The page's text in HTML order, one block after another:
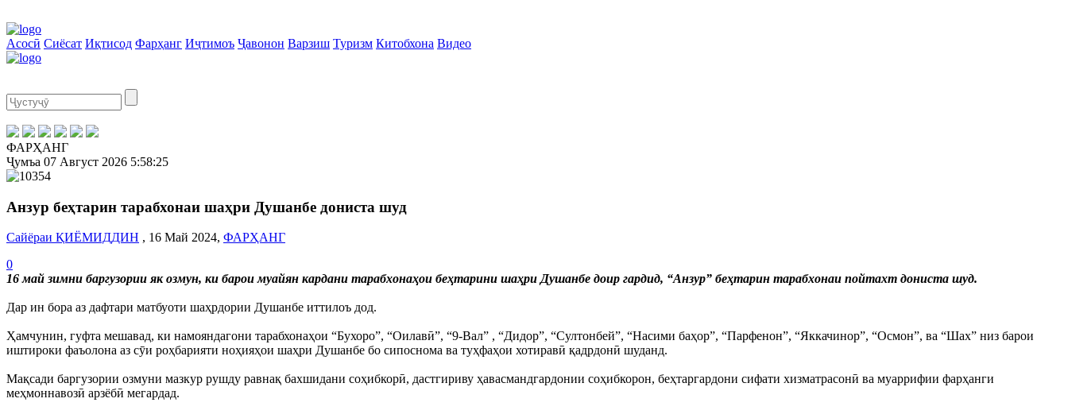
Асосӣ Сиёсат Иқтисод Фарҳанг Иҷтимоъ Ҷавонон Варзиш Туризм Китобхона Видео
ФАРҲАНГ
Ҷумъа 07 Август 2026 5:58:25
Анзур беҳтарин тарабхонаи шаҳри Душанбе дониста шуд
Сайёраи ҚИЁМИДДИН , 16 Май 2024, ФАРҲАНГ
0
16 май зимни баргузории як озмун, ки барои муайян кардани тарабхонаҳои беҳтарини шаҳри Душанбе доир гардид, “Анзур” беҳтарин тарабхонаи пойтахт дониста шуд.
Дар ин бора аз дафтари матбуоти шаҳрдории Душанбе иттилоъ дод.
Ҳамчунин, гуфта мешавад, ки намояндагони тарабхонаҳои “Бухоро”, “Оилавӣ”, “9-Вал” , “Дидор”, “Султонбей”, “Насими баҳор”, “Парфенон”, “Яккачинор”, “Осмон”, ва “Шах” низ барои
иштироки фаъолона аз сӯи роҳбарияти ноҳияҳои шаҳри Душанбе бо сипоснома ва туҳфаҳои хотиравӣ қадрдонӣ шуданд.
Мақсади баргузории озмуни мазкур рушду равнақ бахшидани соҳибкорӣ, дастгириву ҳавасмандгардонии соҳибкорон, беҳтаргардони сифати хизматрасонӣ ва муаррифии фарҳанги
меҳмоннавозӣ арзёбӣ мегардад.